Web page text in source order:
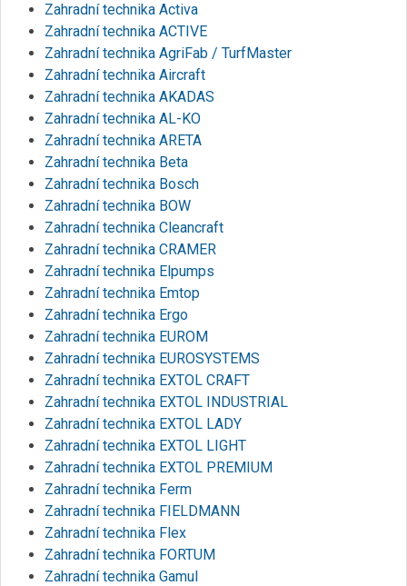
Zahradní technika Activa
Zahradní technika ACTIVE
Zahradní technika AgriFab / TurfMaster
Zahradní technika Aircraft
Zahradní technika AKADAS
Zahradní technika AL-KO
Zahradní technika ARETA
Zahradní technika Beta
Zahradní technika Bosch
Zahradní technika BOW
Zahradní technika Cleancraft
Zahradní technika CRAMER
Zahradní technika Elpumps
Zahradní technika Emtop
Zahradní technika Ergo
Zahradní technika EUROM
Zahradní technika EUROSYSTEMS
Zahradní technika EXTOL CRAFT
Zahradní technika EXTOL INDUSTRIAL
Zahradní technika EXTOL LADY
Zahradní technika EXTOL LIGHT
Zahradní technika EXTOL PREMIUM
Zahradní technika Ferm
Zahradní technika FIELDMANN
Zahradní technika Flex
Zahradní technika FORTUM
Zahradní technika Gamul